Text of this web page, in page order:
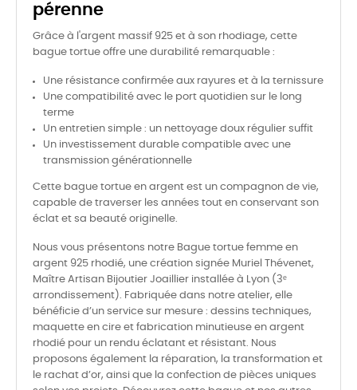
pérenne
Grâce à l'argent massif 925 et à son rhodiage, cette
bague tortue offre une durabilité remarquable :
Une résistance confirmée aux rayures et à la ternissure
Une compatibilité avec le port quotidien sur le long
terme
Un entretien simple : un nettoyage doux régulier suffit
Un investissement durable compatible avec une
transmission générationnelle
Cette bague tortue en argent est un compagnon de vie,
capable de traverser les années tout en conservant son
éclat et sa beauté originelle.
Nous vous présentons notre Bague tortue femme en
argent 925 rhodié, une création signée Muriel Thévenet,
Maître Artisan Bijoutier Joaillier installée à Lyon (3ᵉ
arrondissement). Fabriquée dans notre atelier, elle
bénéficie d’un service sur mesure : dessins techniques,
maquette en cire et fabrication minutieuse en argent
rhodié pour un rendu éclatant et résistant. Nous
proposons également la réparation, la transformation et
le rachat d’or, ainsi que la confection de pièces uniques